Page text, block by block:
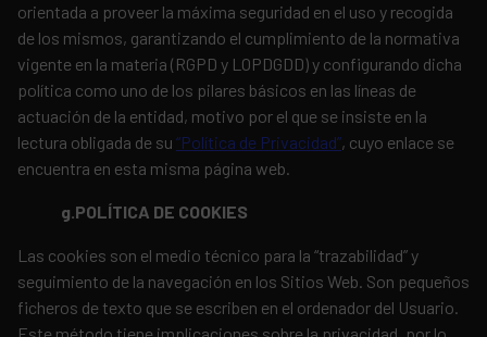
orientada a proveer la máxima seguridad en el uso y recogida
de los mismos, garantizando el cumplimiento de la normativa
vigente en la materia (RGPD y LOPDGDD) y configurando dicha
política como uno de los pilares básicos en las líneas de
actuación de la entidad, motivo por el que se insiste en la
lectura obligada de su “Política de Privacidad”, cuyo enlace se
encuentra en esta misma página web.
g.POLÍTICA DE COOKIES
Las cookies son el medio técnico para la “trazabilidad” y
seguimiento de la navegación en los Sitios Web. Son pequeños
ficheros de texto que se escriben en el ordenador del Usuario.